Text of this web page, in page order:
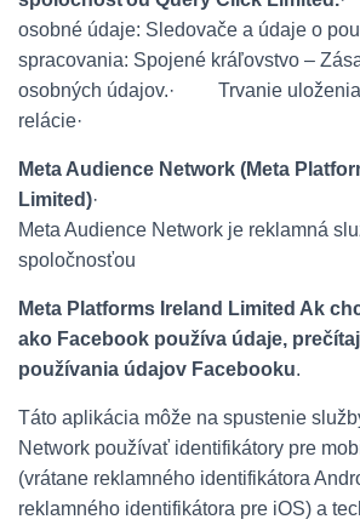
osobné údaje: Sledovače a údaje o
spracovania: Spojené kráľovstvo –
osobných údajov.· Trvanie
relácie·
Meta Audience Network (Meta
Limited)·
Meta Audience Network je reklamná
spoločnosťou
Meta Platforms Ireland Limited Ak
ako Facebook používa údaje,
používania údajov Facebooku.
Táto aplikácia môže na spustenie
Network používať identifikátory pre
(vrátane reklamného identifikátora
reklamného identifikátora pre iOS) a